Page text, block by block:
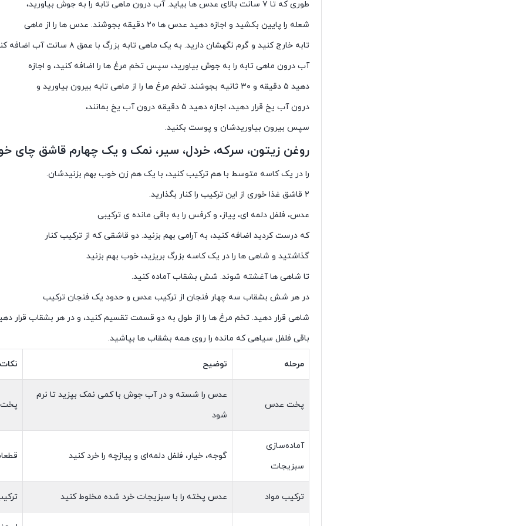
طوری که تا ۷ سانت بالای عدس ها بیاید. آب درون ماهی تابه را به جوش بیاورید،
شعله را پایین بکشید و اجازه دهید عدس ها ۲۰ دقیقه بجوشند. عدس ها را از ماهی
تابه خارج کنید و گرم نگهشان دارید. به یک ماهی تابه بزرگ با عمق ۸ سانت آب اضافه کنید.
آب درون ماهی تابه را به جوش بیاورید، سپس تخم مرغ ها را اضافه کنید، و اجازه
دهید ۵ دقیقه و ۳۰ ثانیه بجوشند. تخم مرغ ها را از ماهی تابه بیرون بیاورید و
درون آب یخ قرار دهید، اجازه دهید ۵ دقیقه درون آب یخ بمانند،
سپس بیرون بیاوریدشان و پوست بکنید.
روغن زیتون، سرکه، خردل، سیر، نمک و یک چهارم قاشق چای
را در یک کاسه متوسط با هم ترکیب کنید، با یک هم زن خوب بهم بزنیدشان.
۲ قاشق غذا خوری از این ترکیب را کنار بگذارید.
عدس، فلفل دلمه ای، پیاز، و کرفس را به باقی مانده ی ترکیبی
که درست کردید اضافه کنید، به آرامی بهم بزنید. دو قاشقی که از ترکیب کنار
گذاشتید و شاهی ها را در یک کاسه بزرگ بریزید، خوب بهم بزنید
تا شاهی ها آغشته شوند. شش بشقاب آماده کنید.
در هر شش بشقاب سه چهار فنجان از ترکیب عدس و حدود یک فنجان ترکیب
شاهی قرار دهید. تخم مرغ ها را از طول به دو قسمت تقسیم کنید، و در هر بشقاب قرار
باقی فلفل سیاهی که مانده را روی همه بشقاب ها بپاشید.
مرحله توضیح
پخت عدس
عدس را شسته و در آب جوش با کمی نمک بپزید تا نرم
شود
پخت
آماده‌سازی
سبزیجات
گوجه، خیار، فلفل دلمه‌ای و پیازچه را خرد کنید
ترکیب مواد عدس پخته را با سبزیجات خرد شده مخلوط کنید